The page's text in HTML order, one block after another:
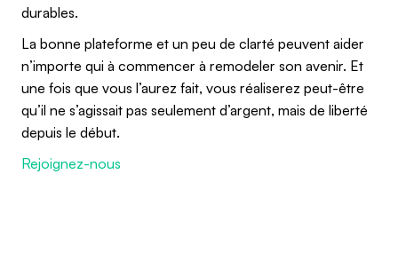
durables.
La bonne plateforme et un peu de clarté peuvent aider
n’importe qui à commencer à remodeler son avenir. Et
une fois que vous l’aurez fait, vous réaliserez peut-être
qu’il ne s’agissait pas seulement d’argent, mais de liberté
depuis le début.
Rejoignez-nous